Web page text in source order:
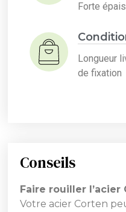
Forte
Longueur
de fixation
Conseils
Faire rouiller
Votre acier Corten